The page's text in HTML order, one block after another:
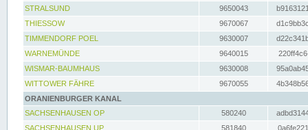
STRALSUND
9650043
THIESSOW
9670067
TIMMENDORF POEL
9630007
WARNEMÜNDE
9640015
WISMAR-BAUMHAUS
9630008
WITTOWER FÄHRE
9670055
ORANIENBURGER KANAL
SACHSENHAUSEN OP
580240
SACHSENHAUSEN UP
581840